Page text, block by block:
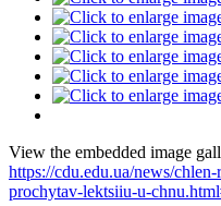
View the embedded image
https://cdu.edu.ua/news/
prochytav-lektsiiu-u-